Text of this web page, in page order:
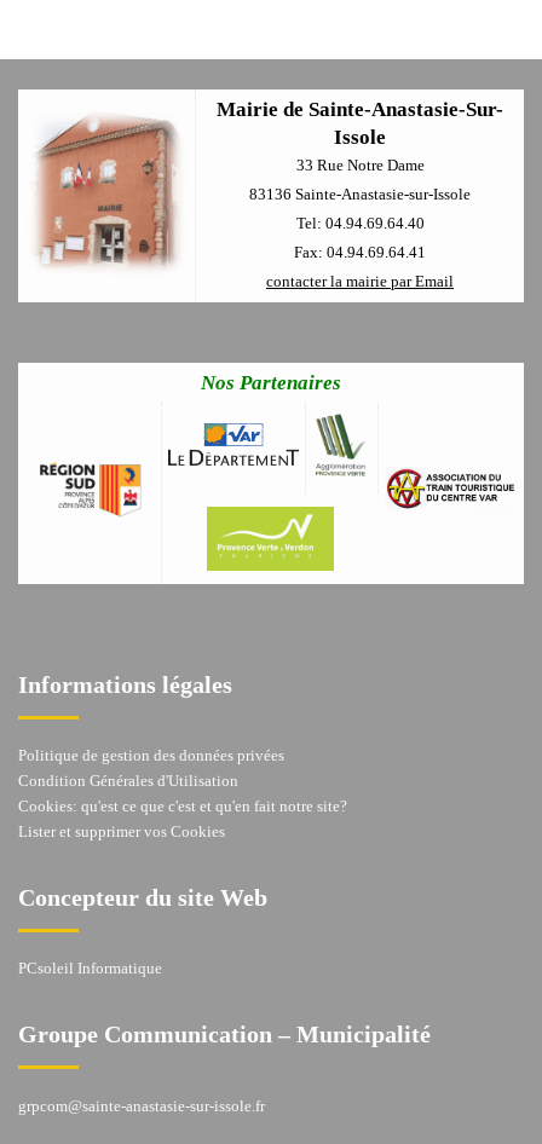
Mairie de Sainte-Anastasie-Sur-
Issole
33 Rue Notre Dame
83136 Sainte-Anastasie-sur-Issole
Tel: 04.94.69.64.40
Fax: 04.94.69.64.41
contacter la mairie par Email
Nos Partenaires
Informations légales
Politique de gestion des données privées
Condition Générales d'Utilisation
Cookies: qu'est ce que c'est et qu'en fait notre site?
Lister et supprimer vos Cookies
Concepteur du site Web
PCsoleil Informatique
Groupe Communication – Municipalité
grpcom@sainte-anastasie-sur-issole.fr